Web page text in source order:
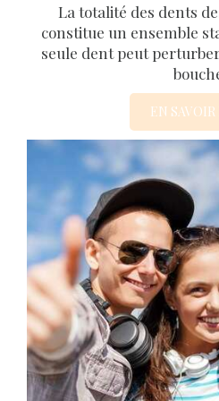
La totalité des dents
constitue un ensemble
seule dent peut
EN SAVOIR